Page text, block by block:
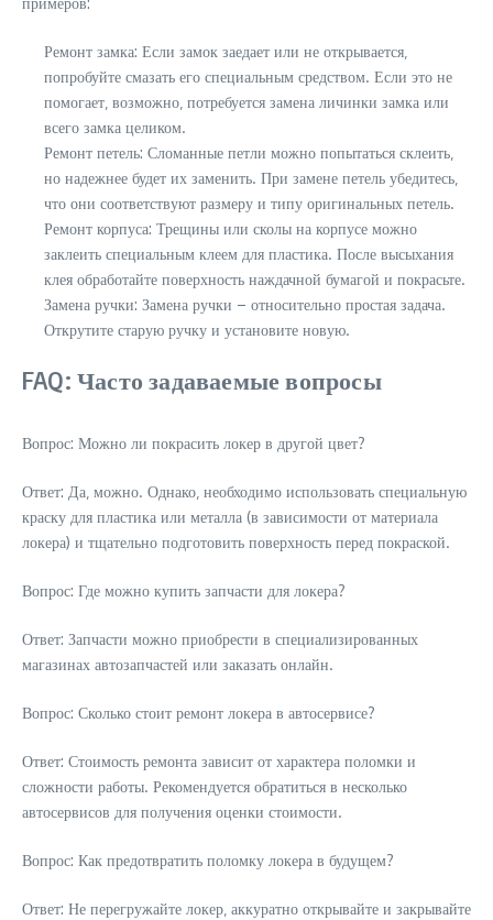
Ремонт замка: Если замок заедает или не открывается‚
попробуйте смазать его специальным средством. Если это не
помогает‚ возможно‚ потребуется замена личинки замка или
всего замка целиком.
Ремонт петель: Сломанные петли можно попытаться склеить‚
но надежнее будет их заменить. При замене петель убедитесь‚
что они соответствуют размеру и типу оригинальных петель.
Ремонт корпуса: Трещины или сколы на корпусе можно
заклеить специальным клеем для пластика. После высыхания
клея обработайте поверхность наждачной бумагой и покрасьте.
Замена ручки: Замена ручки – относительно простая задача.
Открутите старую ручку и установите новую.
FAQ: Часто задаваемые вопросы
Вопрос: Можно ли покрасить локер в другой цвет?
Ответ: Да‚ можно. Однако‚ необходимо использовать специальную
краску для пластика или металла (в зависимости от материала
локера) и тщательно подготовить поверхность перед покраской.
Вопрос: Где можно купить запчасти для локера?
Ответ: Запчасти можно приобрести в специализированных
магазинах автозапчастей или заказать онлайн.
Вопрос: Сколько стоит ремонт локера в автосервисе?
Ответ: Стоимость ремонта зависит от характера поломки и
сложности работы. Рекомендуется обратиться в несколько
автосервисов для получения оценки стоимости.
Вопрос: Как предотвратить поломку локера в будущем?
Ответ: Не перегружайте локер‚ аккуратно открывайте и закрывайте